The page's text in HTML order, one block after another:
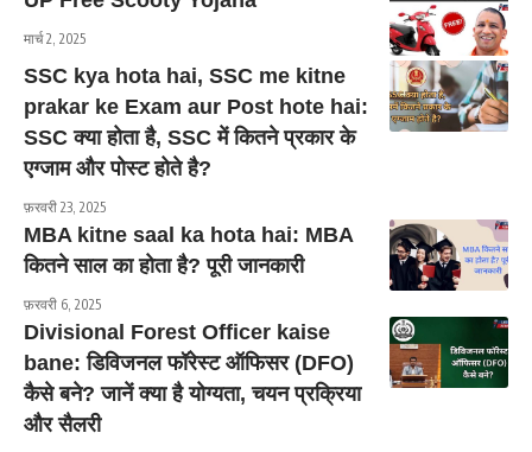
मार्च 2, 2025
SSC kya hota hai, SSC me kitne
prakar ke Exam aur Post hote hai:
SSC क्या होता है, SSC में कितने प्रकार के
एग्जाम और पोस्ट होते है?
फ़रवरी 23, 2025
MBA kitne saal ka hota hai: MBA
कितने साल का होता है? पूरी जानकारी
फ़रवरी 6, 2025
Divisional Forest Officer kaise
bane: डिविजनल फॉरेस्ट ऑफिसर (DFO)
कैसे बने? जानें क्या है योग्यता, चयन प्रक्रिया
और सैलरी